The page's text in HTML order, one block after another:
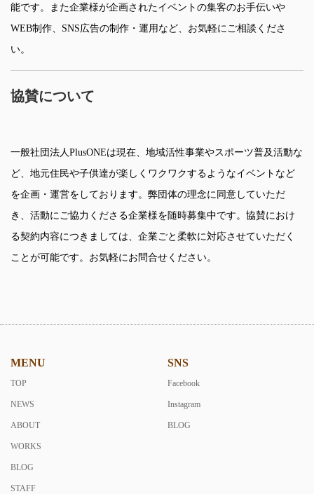
能です。また企業様が企画されたイベントの集客のお手伝いや
WEB制作、SNS広告の制作・運用など、お気軽にご相談くださ
い。
協賛について
一般社団法人PlusONEは現在、地域活性事業やスポーツ普及活動な
ど、地元住民や子供達が楽しくワクワクするようなイベントなど
を企画・運営をしております。弊団体の理念に同意していただ
き、活動にご協力くださる企業様を随時募集中です。協賛におけ
る契約内容につきましては、企業ごと柔軟に対応させていただく
ことが可能です。お気軽にお問合せください。
MENU
TOP
NEWS
ABOUT
WORKS
BLOG
STAFF
SNS
Facebook
Instagram
BLOG